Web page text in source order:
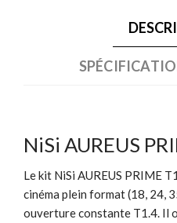
NiSi AUREUS
Le kit NiSi AUREUS PRIME
cinéma plein format (18, 24,
ouverture constante T1.4. Il